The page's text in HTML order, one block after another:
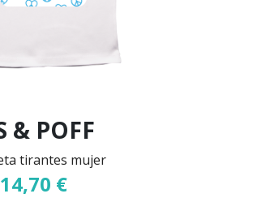
& POFF
tirantes mujer
14,70 €